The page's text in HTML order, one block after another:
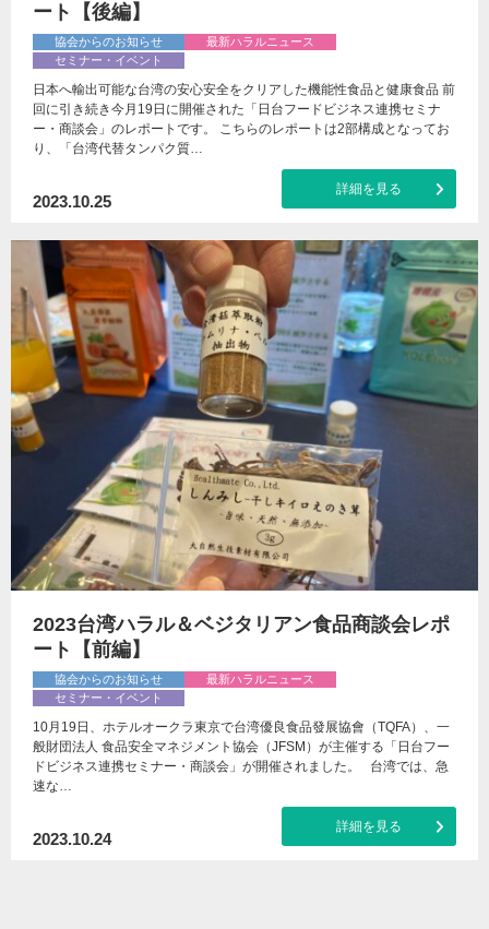
ート【後編】
協会からのお知らせ
最新ハラルニュース
セミナー・イベント
日本へ輸出可能な台湾の安心安全をクリアした機能性食品と健康食品 前
回に引き続き今月19日に開催された「日台フードビジネス連携セミナ
ー・商談会」のレポートです。 こちらのレポートは2部構成となってお
り、「台湾代替タンパク質…
2023.10.25
詳細を見る
2023台湾ハラル＆ベジタリアン食品商談会レポ
ート【前編】
協会からのお知らせ
最新ハラルニュース
セミナー・イベント
10月19日、ホテルオークラ東京で台湾優良食品發展協會（TQFA）、一
般財団法人 食品安全マネジメント協会（JFSM）が主催する「日台フー
ドビジネス連携セミナー・商談会」が開催されました。 台湾では、急
速な…
2023.10.24
詳細を見る